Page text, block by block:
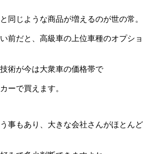
同じような商品が増えるのが世の常。
前だと、高級車の上位車種のオプショ
術が今は大衆車の価格帯で
ーで買えます。
事もあり、大きな会社さんがほとんど